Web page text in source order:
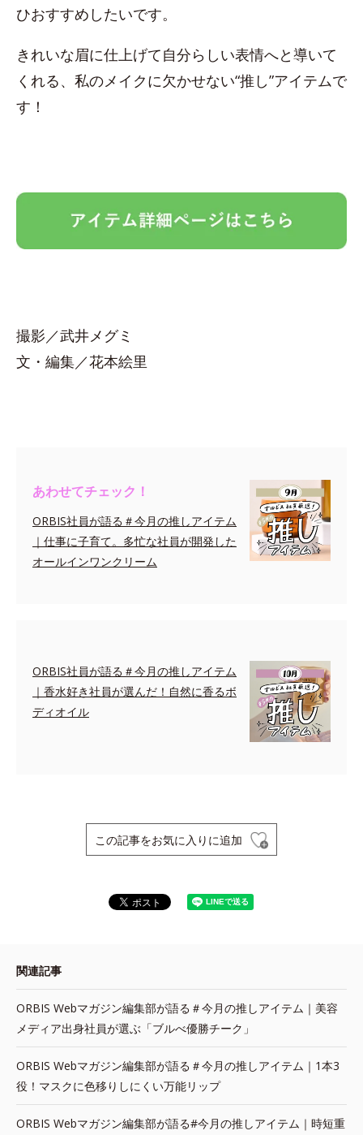
ひおすすめしたいです。
きれいな眉に仕上げて自分らしい表情へと導いて
くれる、私のメイクに欠かせない“推し”アイテムで
す！
撮影／武井メグミ
文・編集／花本絵里
あわせてチェック！
ORBIS社員が語る＃今月の推しアイテム
｜仕事に子育て。多忙な社員が開発した
オールインワンクリーム
ORBIS社員が語る＃今月の推しアイテム
｜香水好き社員が選んだ！自然に香るボ
ディオイル
この記事をお気に入りに追加
関連記事
ORBIS Webマガジン編集部が語る＃今月の推しアイテム｜美容
メディア出身社員が選ぶ「ブルべ優勝チーク」
ORBIS Webマガジン編集部が語る＃今月の推しアイテム｜1本3
役！マスクに色移りしにくい万能リップ
ORBIS Webマガジン編集部が語る#今月の推しアイテム｜時短重